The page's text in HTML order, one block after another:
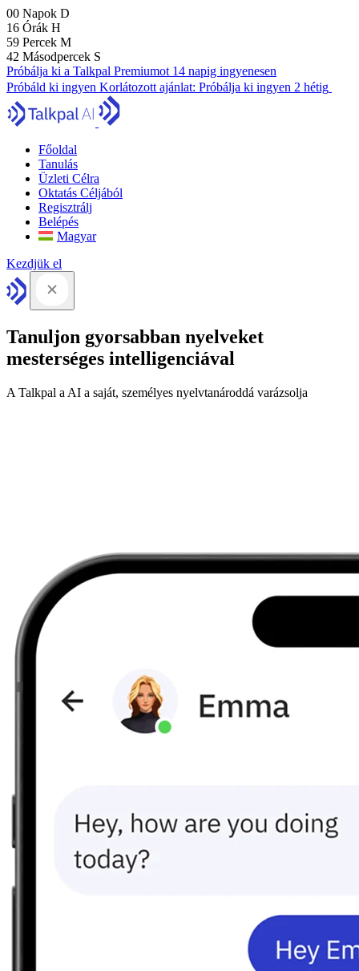
00 Napok D
16 Órák H
59 Percek M
41 Másodpercek S
Próbálja ki a Talkpal Premiumot 14 napig ingyenesen
Próbáld ki ingyen Korlátozott ajánlat: Próbálja ki ingyen 2 hétig
Főoldal
Tanulás
Üzleti Célra
Oktatás Céljából
Regisztrálj
Belépés
Magyar
Kezdjük el
Tanuljon gyorsabban nyelveket
mesterséges intelligenciával
A Talkpal a AI a saját, személyes nyelvtanároddá varázsolja